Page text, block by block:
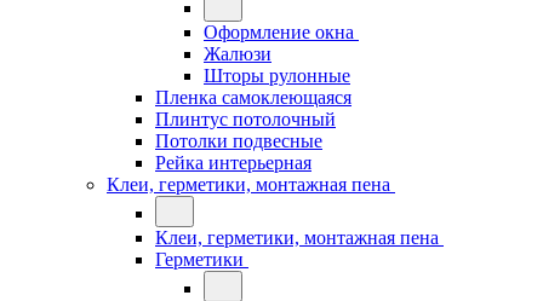
Оформление окна
Жалюзи
Шторы рулонные
Пленка самоклеющаяся
Плинтус потолочный
Потолки подвесные
Рейка интерьерная
Клеи, герметики, монтажная пена
Клеи, герметики, монтажная пена
Герметики